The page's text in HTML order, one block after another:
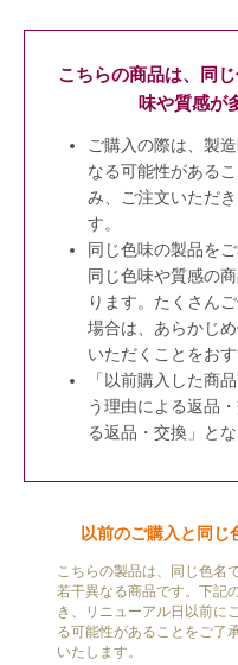
こちらの商品は、同
味や質感が
ご購入の際は、製
なる可能性がある
み、ご注文いただ
す。
同じ色味の製品を
同じ色味や質感の
ります。たくさん
場合は、あらかじ
いただくことをお
「以前購入した商
う理由による返品
る返品・交換」とな